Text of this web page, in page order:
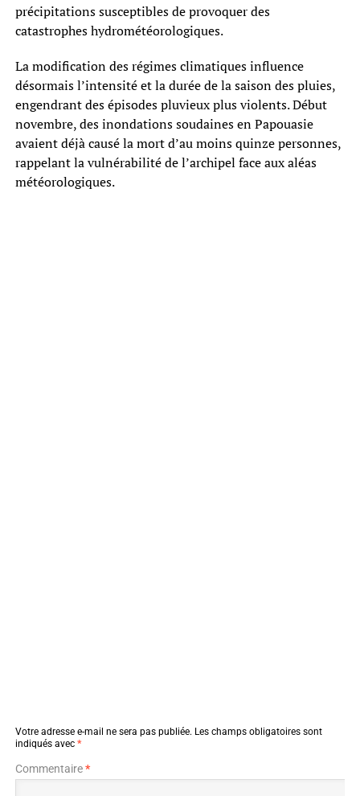
précipitations susceptibles de provoquer des
catastrophes hydrométéorologiques.
La modification des régimes climatiques influence
désormais l’intensité et la durée de la saison des pluies,
engendrant des épisodes pluvieux plus violents. Début
novembre, des inondations soudaines en Papouasie
avaient déjà causé la mort d’au moins quinze personnes,
rappelant la vulnérabilité de l’archipel face aux aléas
météorologiques.
Votre adresse e-mail ne sera pas publiée. Les champs obligatoires sont
indiqués avec *
Commentaire*